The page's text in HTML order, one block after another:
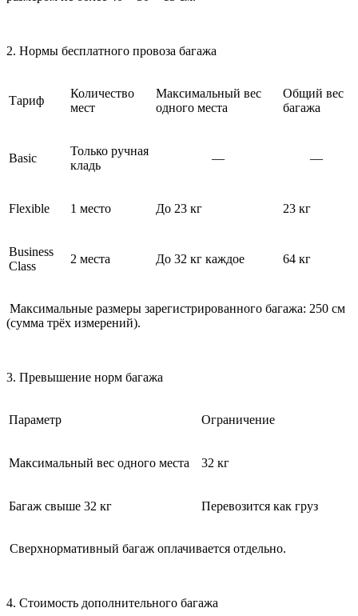
2. Нормы бесплатного провоза багажа
Тариф
Количество
мест
Максимальный вес
одного места
Общий вес
багажа
Basic
Только ручная
кладь
— —
Flexible 1 место До 23 кг 23 кг
Business
Class
2 места До 32 кг каждое 64 кг
Максимальные размеры зарегистрированного багажа: 250 см
(сумма трёх измерений).
3. Превышение норм багажа
Параметр Ограничение
Максимальный вес одного места 32 кг
Багаж свыше 32 кг Перевозится как груз
Сверхнормативный багаж оплачивается отдельно.
4. Стоимость дополнительного багажа